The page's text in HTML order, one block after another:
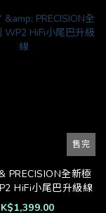
售完
PRECISION全新極
HiFi小尾巴升級線